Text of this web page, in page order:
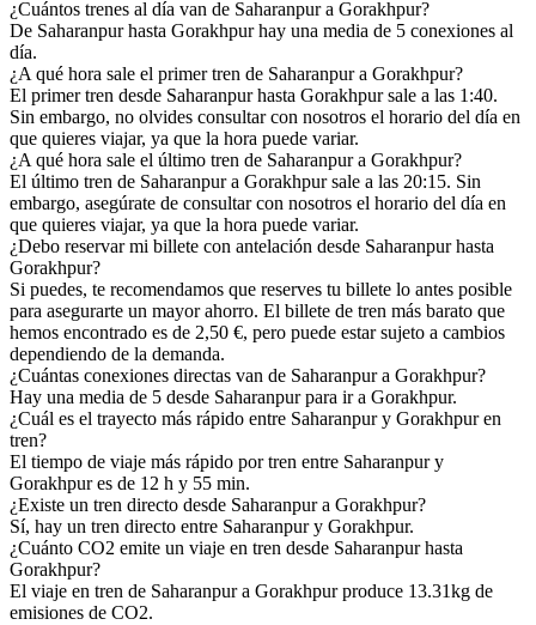
¿Cuántos trenes al día van de Saharanpur a Gorakhpur?
De Saharanpur hasta Gorakhpur hay una media de 5 conexiones al
día.
¿A qué hora sale el primer tren de Saharanpur a Gorakhpur?
El primer tren desde Saharanpur hasta Gorakhpur sale a las 1:40.
Sin embargo, no olvides consultar con nosotros el horario del día en
que quieres viajar, ya que la hora puede variar.
¿A qué hora sale el último tren de Saharanpur a Gorakhpur?
El último tren de Saharanpur a Gorakhpur sale a las 20:15. Sin
embargo, asegúrate de consultar con nosotros el horario del día en
que quieres viajar, ya que la hora puede variar.
¿Debo reservar mi billete con antelación desde Saharanpur hasta
Gorakhpur?
Si puedes, te recomendamos que reserves tu billete lo antes posible
para asegurarte un mayor ahorro. El billete de tren más barato que
hemos encontrado es de 2,50 €, pero puede estar sujeto a cambios
dependiendo de la demanda.
¿Cuántas conexiones directas van de Saharanpur a Gorakhpur?
Hay una media de 5 desde Saharanpur para ir a Gorakhpur.
¿Cuál es el trayecto más rápido entre Saharanpur y Gorakhpur en
tren?
El tiempo de viaje más rápido por tren entre Saharanpur y
Gorakhpur es de 12 h y 55 min.
¿Existe un tren directo desde Saharanpur a Gorakhpur?
Sí, hay un tren directo entre Saharanpur y Gorakhpur.
¿Cuánto CO2 emite un viaje en tren desde Saharanpur hasta
Gorakhpur?
El viaje en tren de Saharanpur a Gorakhpur produce 13.31kg de
emisiones de CO2.